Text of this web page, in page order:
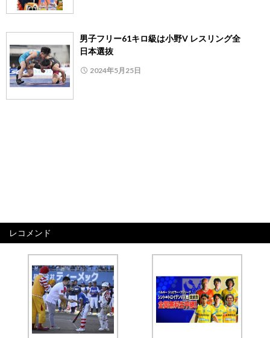
男子フリー61キロ級は小野V レスリング全
日本選抜
2024年5月25日
レコメンド